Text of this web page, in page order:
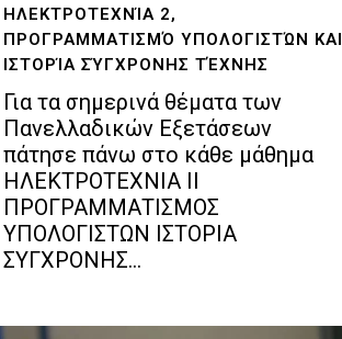
ΗΛΕΚΤΡΟΤΕΧΝΊΑ 2,
ΠΡΟΓΡΑΜΜΑΤΙΣΜΌ ΥΠΟΛΟΓΙΣΤΏΝ ΚΑΙ
ΙΣΤΟΡΊΑ ΣΎΓΧΡΟΝΗΣ ΤΈΧΝΗΣ
Για τα σημερινά θέματα των
Πανελλαδικών Εξετάσεων
πάτησε πάνω στο κάθε μάθημα
ΗΛΕΚΤΡΟΤΕΧΝΙΑ ΙΙ
ΠΡΟΓΡΑΜΜΑΤΙΣΜΟΣ
ΥΠΟΛΟΓΙΣΤΩΝ ΙΣΤΟΡΙΑ
ΣΥΓΧΡΟΝΗΣ...